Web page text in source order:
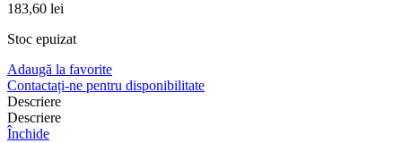
183,60 lei
Stoc epuizat
Adaugă la favorite
Contactați-ne pentru disponibilitate
Descriere
Descriere
Închide